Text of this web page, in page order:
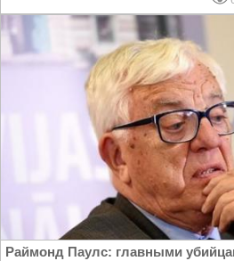
Раймонд Паулс: главными